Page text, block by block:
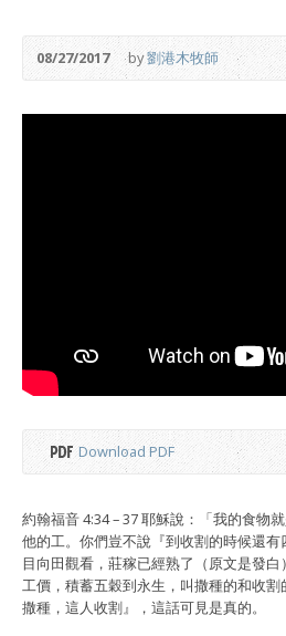
08/27/2017 by劉港木牧師
Download PDF
約翰福音 4:34 – 37 耶穌說：「我的食物
他的工。你們豈不說『到收割的時候還
目向田觀看，莊稼已經熟了（原文是發
工價，積蓄五穀到永生，叫撒種的和收
撒種，這人收割』，這話可見是真的。